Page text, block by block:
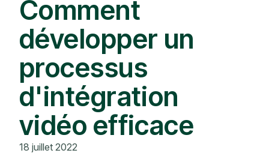
p
o
Comment
développer un
processus
d'intégration
vidéo efficace
18 juillet 2022